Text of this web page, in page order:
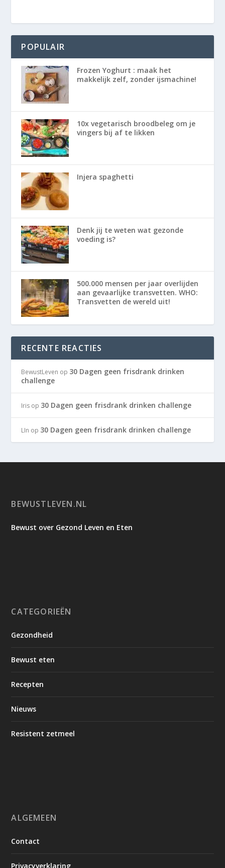
POPULAIR
Frozen Yoghurt : maak het
makkelijk zelf, zonder ijsmachine!
10x vegetarisch broodbeleg om je
vingers bij af te likken
Injera spaghetti
Denk jij te weten wat gezonde
voeding is?
500.000 mensen per jaar overlijden
aan gevaarlijke transvetten. WHO:
Transvetten de wereld uit!
RECENTE REACTIES
BewustLeven op 30 Dagen geen frisdrank drinken
challenge
Iris op 30 Dagen geen frisdrank drinken challenge
LIn op 30 Dagen geen frisdrank drinken challenge
BEWUSTLEVEN.NL
Bewust over Gezond Leven en Eten
CATEGORIEËN
Gezondheid
Bewust eten
Recepten
Nieuws
Resistent zetmeel
ALGEMEEN
Contact
Privacyverklaring